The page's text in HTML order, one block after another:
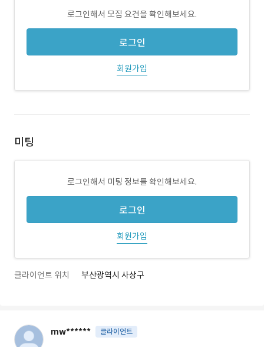
로그인해서 모집 요건을 확인해보세요.
로그인
회원가입
미팅
로그인해서 미팅 정보를 확인해보세요.
로그인
회원가입
클라이언트 위치 부산광역시 사상구
mw****** 클라이언트